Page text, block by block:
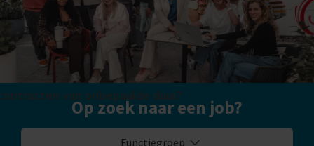
van onbepaalde duur?
Op zoek naar een job?
Functiegroep